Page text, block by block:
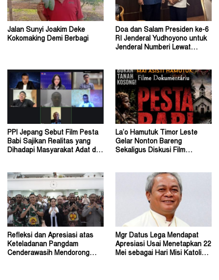
Jalan Sunyi Joakim Deke
Kokomaking Demi Berbagi
Doa dan Salam Presiden ke-6
RI Jenderal Yudhoyono untuk
Jenderal Numberi Lewat
PPI Jepang Sebut Film Pesta
Babi Sajikan Realitas yang
Dihadapi Masyarakat Adat di
La’o Hamutuk Timor Leste
Gelar Nonton Bareng
Sekaligus Diskusi Film
Refleksi dan Apresiasi atas
Keteladanan Pangdam
Cenderawasih Mendorong
Mgr Datus Lega Mendapat
Apresiasi Usai Menetapkan 22
Mei sebagai Hari Misi Katolik